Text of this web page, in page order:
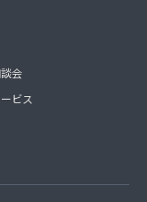
会
ビス